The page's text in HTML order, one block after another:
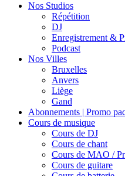
Nos Studios
Répétition
DJ
Enregistrement &
Podcast
Nos Villes
Bruxelles
Anvers
Liège
Gand
Abonnements | Promo
Cours de musique
Cours de DJ
Cours de chant
Cours de MAO /
Cours de guitare